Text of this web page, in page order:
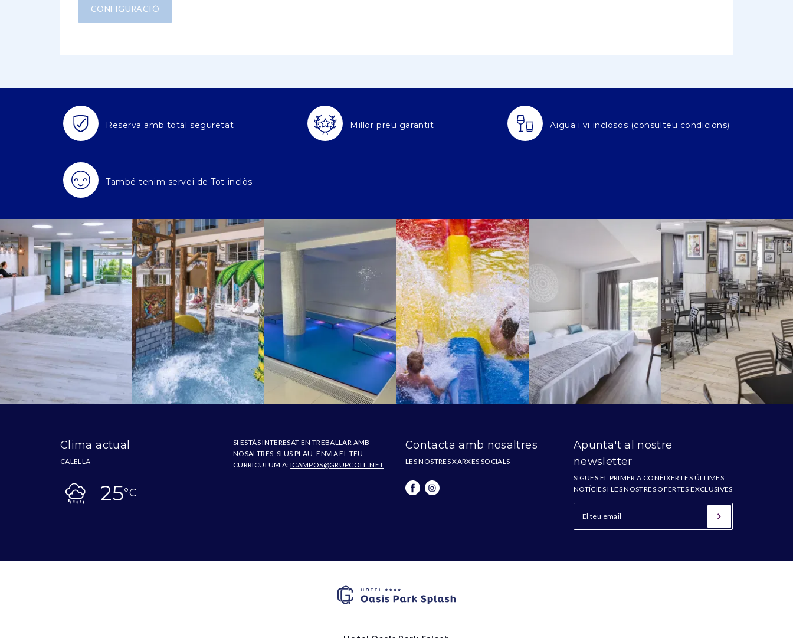
CONFIGURACIÓ
Reserva amb total seguretat Millor preu garantit Aigua i vi inclosos (consulteu condicions)
També tenim servei de Tot inclòs
Clima actual
CALELLA
25ºC
SI ESTÀS INTERESAT EN TREBALLAR AMB
NOSALTRES, SI US PLAU, ENVIA EL TEU
CURRICULUM A:ICAMPOS@GRUPCOLL.NET
Contacta amb nosaltres
LES NOSTRES XARXES SOCIALS
Apunta't al nostre
newsletter
SIGUES EL PRIMER A CONÈIXER LES ÚLTIMES
NOTÍCIES I LES NOSTRES OFERTES EXCLUSIVES